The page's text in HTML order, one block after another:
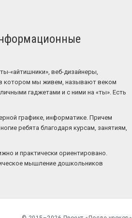
«айтишники», веб-дизайнеры,
в котором мы живем, называют веком
гаджетами и с ними на «ты». Есть
графике, информатике. Причем
ребята благодаря курсам, занятиям,
и практически ориентировано.
мышление дошкольников